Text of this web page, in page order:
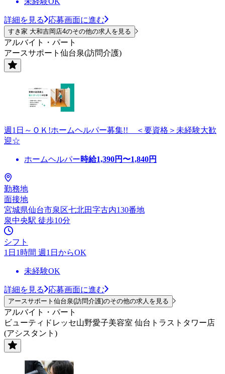
詳細を見る 応募画面に進む
すき家 大和吉岡店4のその他の求人を見る
アルバイト・パート
アースサポート仙台泉(訪問介護)
週1日～ＯＫ!ホームヘルパー募集!! ＜要資格＞未経験大歓
迎☆
ホームヘルパー時給1,390円〜1,840円
勤務地
面接地
宮城県仙台市泉区七北田字古内130番地
泉中央駅 徒歩10分
シフト
1日1時間 週1日からOK
未経験OK
詳細を見る 応募画面に進む
アースサポート仙台泉(訪問介護)のその他の求人を見る
アルバイト・パート
ビューティドレッセ山野愛子美容室 仙台トラストタワー店
(アシスタント)